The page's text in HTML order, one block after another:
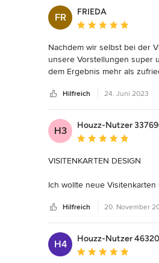
FR
FRIEDA
Durchschnittliche
Nachdem wir selbst bei der
unsere Vorstellungen super
dem Ergebnis mehr als
Hilfreich 24. Juni 2023
H3
Houzz-Nutzer
Durchschnittliche
VISITENKARTEN DESIGN
Ich wollte neue
Ein Glück hab ich dann
Vorstellungen/Wünsche und
Das eine Layout wurde es
Hilfreich 20. November
H4
Houzz-Nutzer
Durchschnittliche